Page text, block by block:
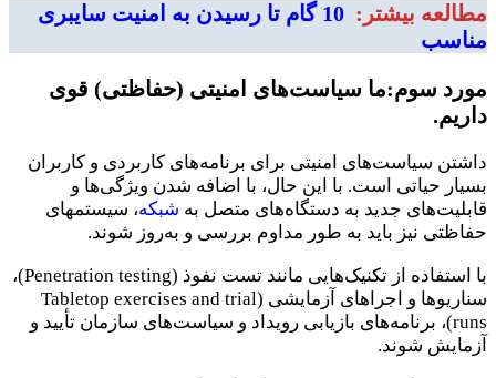
مطالعه بیشتر:
10 گام تا رسیدن به امنیت سایبری
مناسب
مورد سوم:ما سیاست‌های امنیتی (حفاظتی) قوی
داریم.
داشتن سیاست‌های امنیتی برای برنامه‌های کاربردی و کاربران
بسیار حیاتی است. با این حال، با اضافه شدن ویژگی‌ها و
قابلیت‌های جدید به دستگاه‌های متصل به شبکه
، سیستم‎های
حفاظتی نیز باید به طور مداوم بررسی و به‌روز شوند.
با استفاده از تکنیک‌هایی مانند تست نفوذ (Penetration testing)،
سناریوها و اجراهای آزمایشی (Tabletop exercises and trial
runs)، برنامه‌های بازیابی رویداد و سیاست‌های سازمان تأیید و
آزمایش شوند.